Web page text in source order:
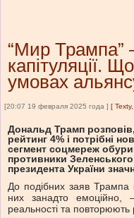
“Мир
капітуляції.
умовах
[20:07 19 февраля 2025 года ] [
Дональд Трамп
рейтинг 4% і потрібні
сегмент соцмереж
противники
президента України
До подібних заяв Трампа
них занадто емоційно,
реальності та повторюють